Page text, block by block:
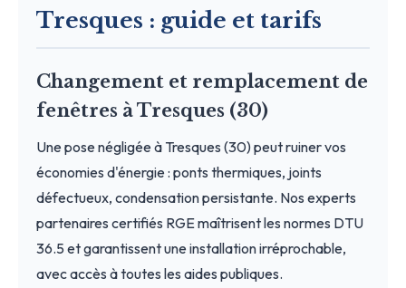
Tresques : guide et tarifs
Changement et remplacement de
fenêtres à Tresques (30)
Une pose négligée à Tresques (30) peut ruiner vos
économies d'énergie : ponts thermiques, joints
défectueux, condensation persistante. Nos experts
partenaires certifiés RGE maîtrisent les normes DTU
36.5 et garantissent une installation irréprochable,
avec accès à toutes les aides publiques.